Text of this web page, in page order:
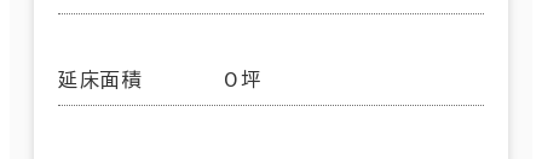
延床面積 0坪